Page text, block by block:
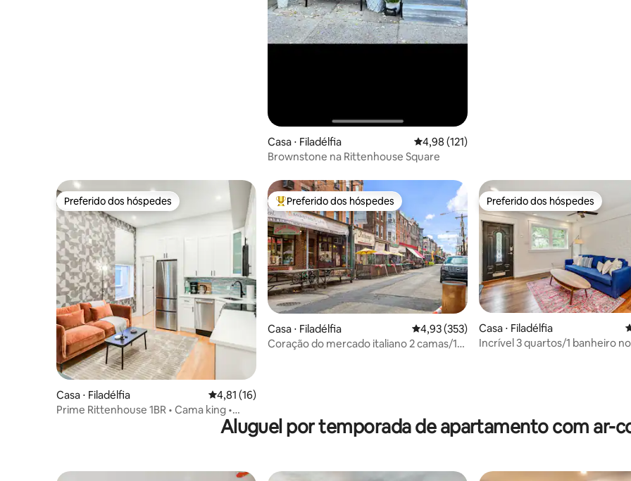
Casa ⋅ Filadélfia 4,98 de uma avaliação média de 5, 121
4,98 (121)
Brownstone na Rittenhouse Square
Preferido dos hóspedes
Preferido dos hóspedes
Casa ⋅ Filadélfia 4,81 de uma avaliação média de 5, 16 avaliações
4,81 (16)
Prime Rittenhouse 1BR • Cama king •
Entre os melhores preferidos dos hóspedes
Preferido dos hóspedes
Casa ⋅ Filadélfia 4,93 de uma avaliação média de 5, 353
4,93 (353)
Coração do mercado italiano 2 camas/1
Preferido dos hóspedes
Preferido dos hóspedes
Casa ⋅ Filadélfia
Incrível 3 quartos/1 banheiro
Aluguel por temporada de apartamento com ar-